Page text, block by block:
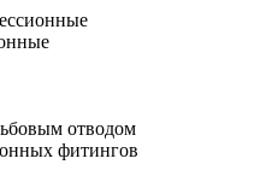
отводом
фитингов